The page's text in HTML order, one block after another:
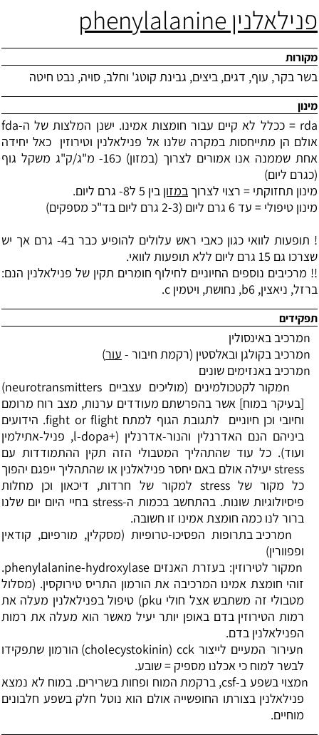
פנילאלניןphenylalanine
מקורות
בשר בקר, עוף, דגים, ביצים, גבינת קוטג' וחלב, סויה, נבט חיטה
מינון
rda = ככלל לא קיים עבור חומצות אמינו. ישנן המלצות של ה-fda
אולם הן מתייחסות במקרה שלנו אל פנילאלנין וטירוזין כאל יחידה
אחת שממנה אנו אמורים לצרוך (במזון) כ16- מ"ג/ק"ג משקל גוף
(כגרם ליום)
מינון תחזוקתי = רצוי לצרוך במזון בין 5 ל8- גרם ליום.
מינון טיפולי = עד 6 גרם ליום (2-3 גרם ליום בד"כ מספקים)
! תופעות לוואי כגון כאבי ראש עלולים להופיע כבר ב4- גרם אך יש
שצרכו גם 15 גרם ליום ללא תופעות לוואי.
!! מרכיבים נוספים החיוניים לחילוף חומרים תקין של פנילאלנין הנם:
ברזל, ניאצין, 6
b, נחושת, ויטמין c
.
תפקידים
nמרכיב באינסולין
nמרכיב בקולגן ובאלסטין (רקמת חיבור - עור)
nמרכיב באנזימים שונים
nמקור לקטכולמינים (מוליכים עצביים neurotransmitters
)
[בעיקר במוח] אשר בהפרשתם מעודדים ערנות, מצב רוח מרומם
וחיובי וכן חיוניים
לתגובת הגוף למתחfight or flight. הידועים
ביניהם הנם האדרנלין והנור-אדרנלין (+l-dopa, פניל-אתילמין
ועוד). כל עוד שהתהליך המטבולי הזה תקין ההתמודדות עם
stressיעילה אולם באם יחסר פנילאלנין או שהתהליך ייפגם יהפוך
כל מקור שלstress למקור של חרדות, דיכאון וכן מחלות
פיסיולוגיות שונות. בהתחשב בכמות ה-stressבחיי היום יום שלנו
ברור לנו כמה חומצת אמינו זו חשובה.
nמרכיב בתרופות הפסיכו-טרופיות (מסקלין, מורפיום, קודאין
ופפוורין)
nמקור לטירוזין: בעזרת האנזים phenylalanine-hydroxylase
.
זוהי חומצת אמינו המרכיבה את הורמון התריס טירוקסין. (מסלול
מטבולי זה משתבש אצל חולי pku) טיפול בפנילאלנין מעלה את
רמות הטירוזין בדם באופן יותר יעיל מאשר הוא מעלה את רמות
הפנילאלנין בדם.
nעירור המעיים לייצור cck
(
cholecystokinin) הורמון שתפקידו
לבשר למוח כי אכלנו מספיק = שובע.
nמצוי בשפע ב-csf, ברקמת המוח ופחות בשרירים. במוח לא נמצא
פנילאלנין בצורתו החופשייה אולם הוא נוטל חלק בשפע חלבונים
מוחיים.